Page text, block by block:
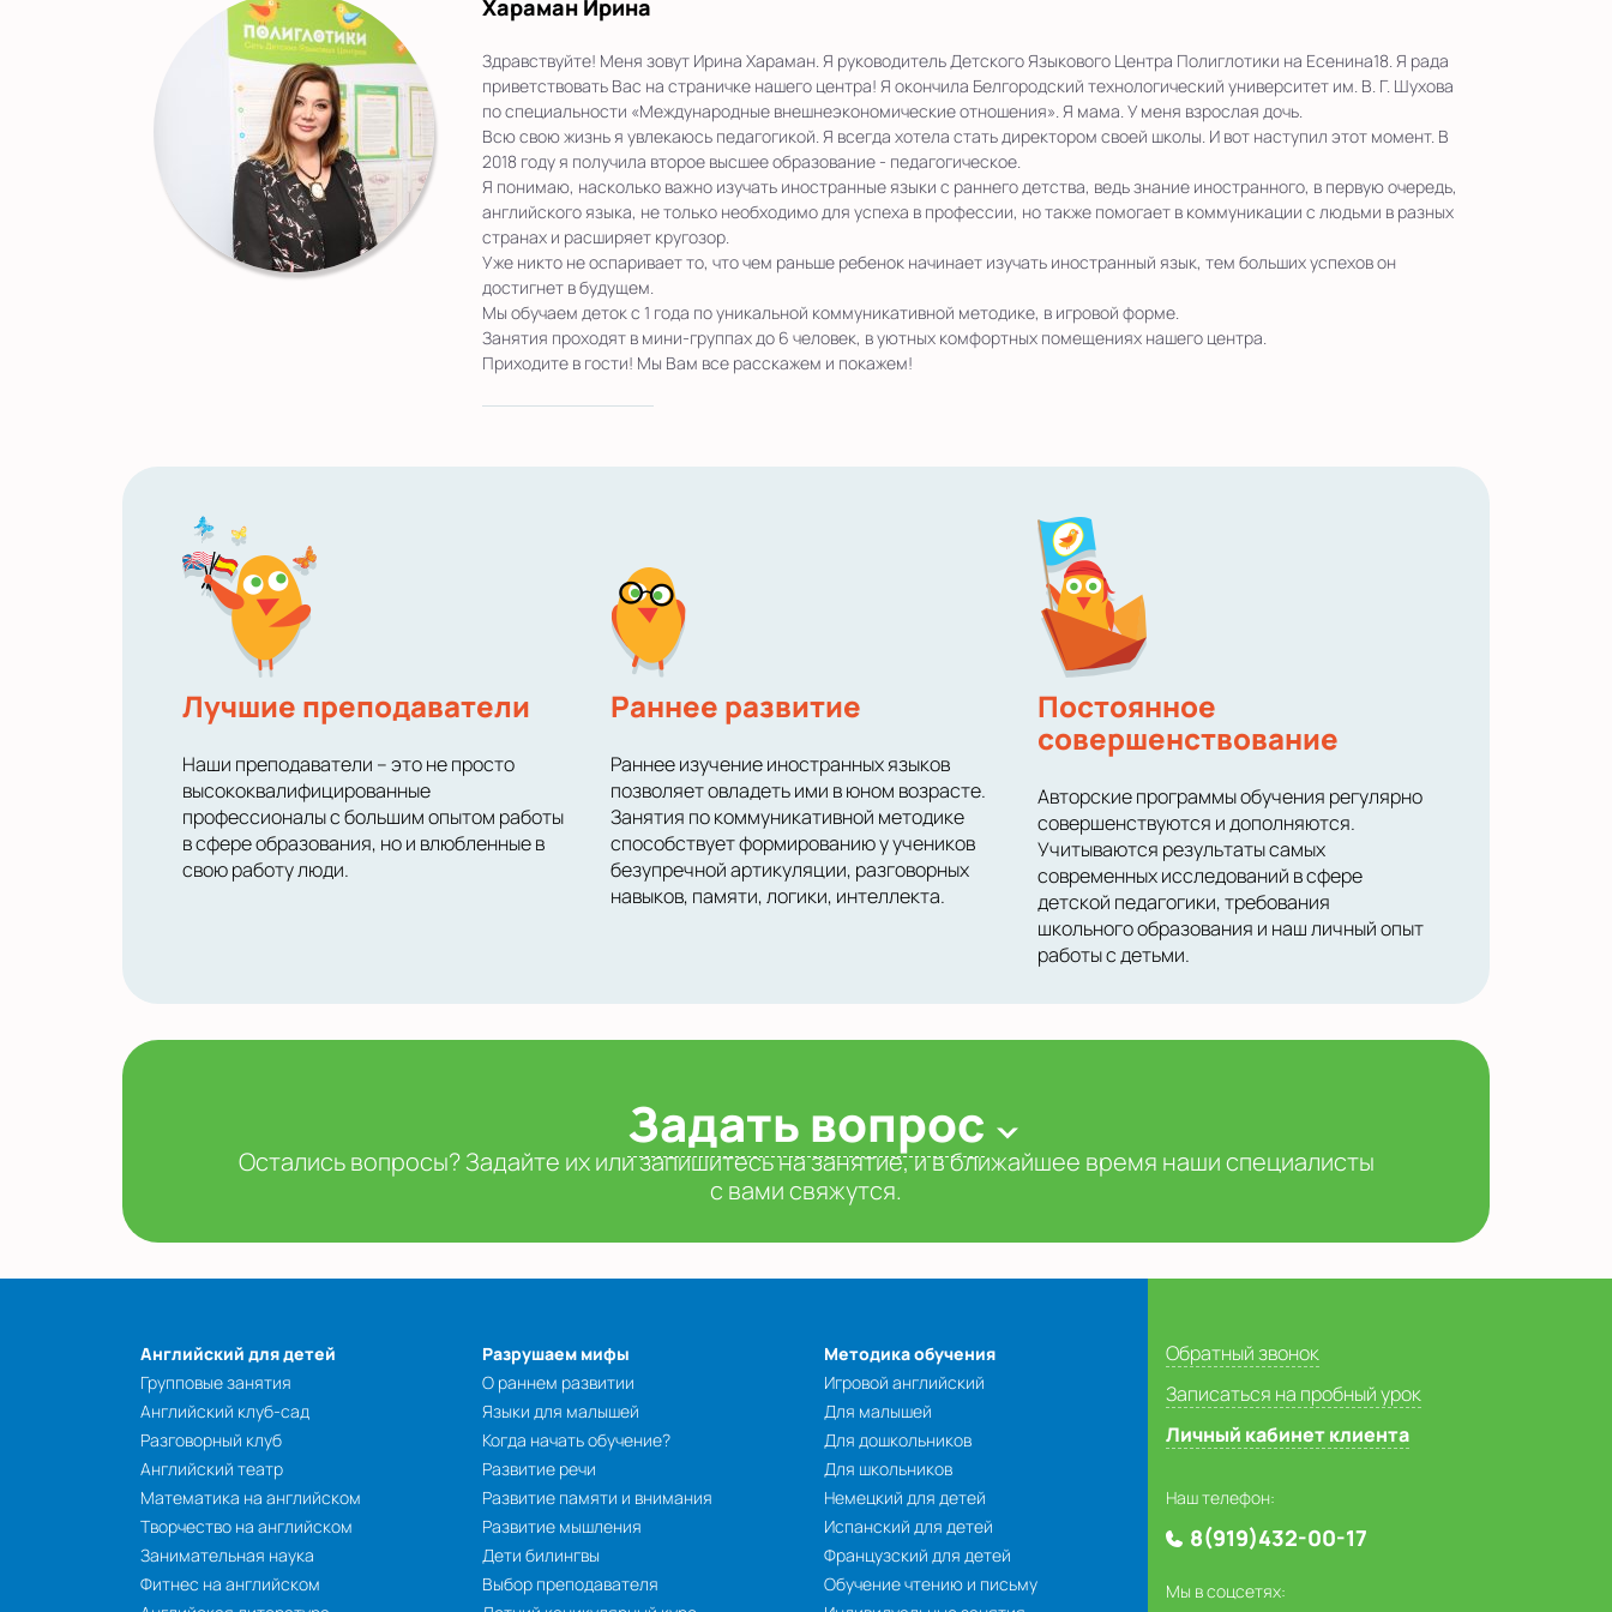
Хараман Ирина
Здравствуйте! Меня зовут Ирина Хараман. Я руководитель Детского Языкового Центра Полиглотики на Есенина18. Я рада
приветствовать Вас на страничке нашего центра! Я окончила Белгородский технологический университет им. В. Г. Шухова
по специальности «Международные внешнеэкономические отношения». Я мама. У меня взрослая дочь.
Всю свою жизнь я увлекаюсь педагогикой. Я всегда хотела стать директором своей школы. И вот наступил этот момент. В
2018 году я получила второе высшее образование - педагогическое.
Я понимаю, насколько важно изучать иностранные языки с раннего детства, ведь знание иностранного, в первую очередь,
английского языка, не только необходимо для успеха в профессии, но также помогает в коммуникации с людьми в разных
странах и расширяет кругозор.
Уже никто не оспаривает то, что чем раньше ребенок начинает изучать иностранный язык, тем больших успехов он
достигнет в будущем.
Мы обучаем деток с 1 года по уникальной коммуникативной методике, в игровой форме.
Занятия проходят в мини-группах до 6 человек, в уютных комфортных помещениях нашего центра.
Приходите в гости! Мы Вам все расскажем и покажем!
Лучшие преподаватели
Наши преподаватели – это не просто
высококвалифицированные
профессионалы с большим опытом работы
в сфере образования, но и влюбленные в
свою работу люди.
Раннее развитие
Раннее изучение иностранных языков
позволяет овладеть ими в юном возрасте.
Занятия по коммуникативной методике
способствует формированию у учеников
безупречной артикуляции, разговорных
навыков, памяти, логики, интеллекта.
Постоянное
совершенствование
Авторские программы обучения регулярно
совершенствуются и дополняются.
Учитываются результаты самых
современных исследований в сфере
детской педагогики, требования
школьного образования и наш личный опыт
работы с детьми.
Задать вопрос
Остались вопросы? Задайте их или запишитесь на занятие, и в ближайшее время наши специалисты
с вами свяжутся.
Английский для детей
Групповые занятия
Английский клуб-сад
Разговорный клуб
Английский театр
Математика на английском
Творчество на английском
Занимательная наука
Фитнес на английском
Разрушаем мифы
О раннем развитии
Языки для малышей
Когда начать обучение?
Развитие речи
Развитие памяти и внимания
Развитие мышления
Дети билингвы
Выбор преподавателя
Методика обучения
Игровой английский
Для малышей
Для дошкольников
Для школьников
Немецкий для детей
Испанский для детей
Французский для детей
Обучение чтению и письму
Обратный звонок
Записаться на пробный урок
Личный кабинет клиента
Наш телефон:
8(919)432-00-17
Мы в соцсетях: